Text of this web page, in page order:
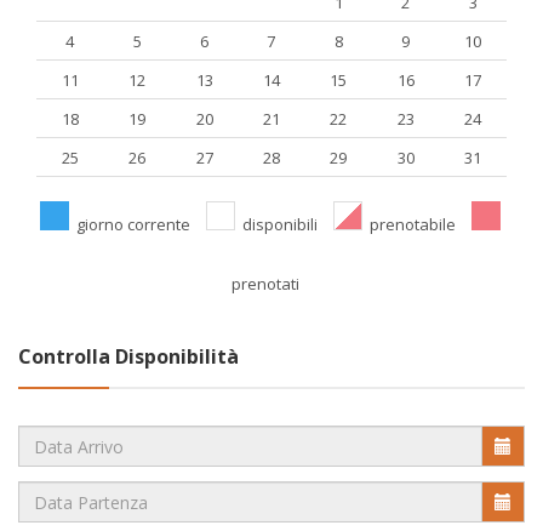
4
5 6 7 8 9
10
11
12 13 14 15 16
17
18
19 20 21 22 23
24
25
26 27 28 29 30 31
giorno corrente disponibili prenotabile
prenotati
Controlla Disponibilità